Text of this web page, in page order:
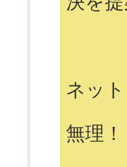
ネッ
無理！